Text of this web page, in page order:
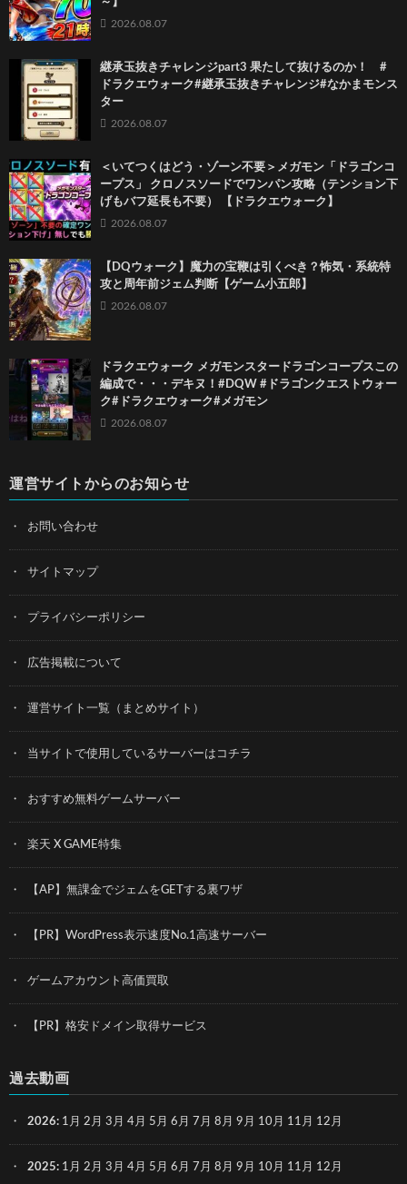
～】
2026.08.07
継承玉抜きチャレンジpart3 果たして抜けるのか！ #
ドラクエウォーク#継承玉抜きチャレンジ#なかまモンス
ター
2026.08.07
＜いてつくはどう・ゾーン不要＞メガモン「ドラゴンコ
ープス」 クロノスソードでワンパン攻略（テンション下
げもバフ延長も不要） 【ドラクエウォーク】
2026.08.07
【DQウォーク】魔力の宝鞭は引くべき？怖気・系統特
攻と周年前ジェム判断【ゲーム小五郎】
2026.08.07
ドラクエウォーク メガモンスタードラゴンコープスこの
編成で・・・デキヌ！#DQW #ドラゴンクエストウォー
ク#ドラクエウォーク#メガモン
2026.08.07
運営サイトからのお知らせ
お問い合わせ
サイトマップ
プライバシーポリシー
広告掲載について
運営サイト一覧（まとめサイト）
当サイトで使用しているサーバーはコチラ
おすすめ無料ゲームサーバー
楽天 X GAME特集
【AP】無課金でジェムをGETする裏ワザ
【PR】WordPress表示速度No.1高速サーバー
ゲームアカウント高価買取
【PR】格安ドメイン取得サービス
過去動画
2026: 1月 2月 3月 4月 5月 6月 7月 8月 9月 10月 11月 12月
2025: 1月 2月 3月 4月 5月 6月 7月 8月 9月 10月 11月 12月